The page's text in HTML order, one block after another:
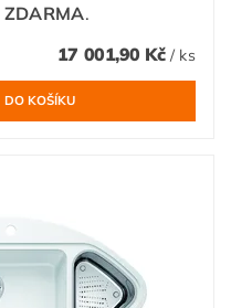
ZDARMA.
17 001,90 Kč / ks